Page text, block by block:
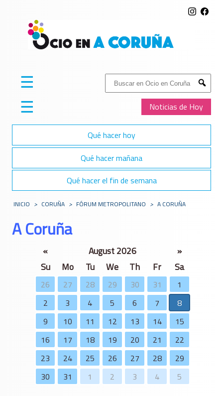
Buscar:
Submit
Noticias de Hoy
☰
☰
Qué hacer hoy
Qué hacer mañana
Qué hacer el fin de semana
INICIO > CORUÑA > FÓRUM METROPOLITANO > A CORUÑA
A Coruña
« August 2026
»
Su
Mo Tu We Th Fr Sa
26 27 28 29 30 31
1
2
3 4 5 6 7
8
9
10 11 12 13 14
15
16
17 18 19 20 21
22
23
24 25 26 27 28
29
30
31 1 2 3 4 5